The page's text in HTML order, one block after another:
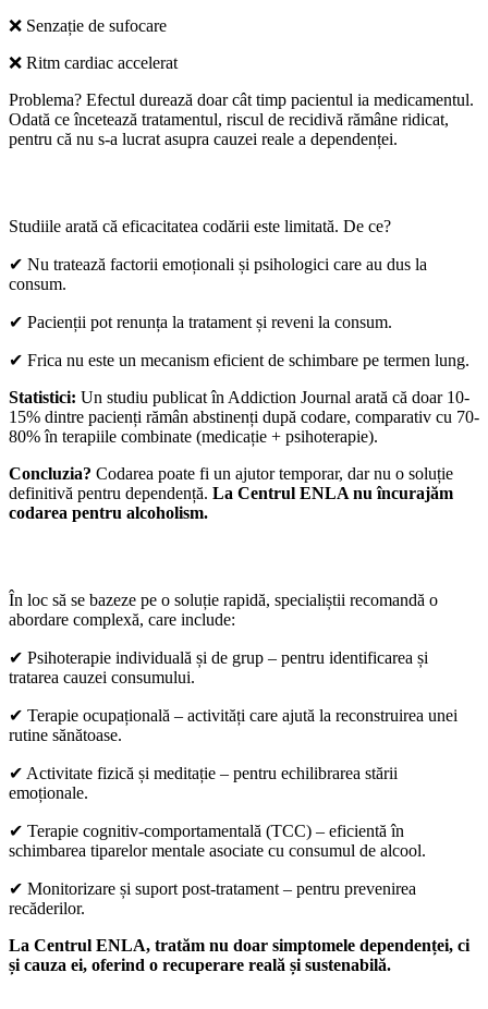
❌ Senzație de sufocare
❌ Ritm cardiac accelerat
Problema? Efectul durează doar cât timp pacientul ia medicamentul.
Odată ce încetează tratamentul, riscul de recidivă rămâne ridicat,
pentru că nu s-a lucrat asupra cauzei reale a dependenței.
Studiile arată că eficacitatea codării este limitată. De ce?
✔ Nu tratează factorii emoționali și psihologici care au dus la
consum.
✔ Pacienții pot renunța la tratament și reveni la consum.
✔ Frica nu este un mecanism eficient de schimbare pe termen lung.
Statistici: Un studiu publicat în Addiction Journal arată că doar 10-
15% dintre pacienți rămân abstinenți după codare, comparativ cu 70-
80% în terapiile combinate (medicație + psihoterapie).
Concluzia? Codarea poate fi un ajutor temporar, dar nu o soluție
definitivă pentru dependență. La Centrul ENLA nu încurajăm
codarea pentru alcoholism.
În loc să se bazeze pe o soluție rapidă, specialiștii recomandă o
abordare complexă, care include:
✔ Psihoterapie individuală și de grup – pentru identificarea și
tratarea cauzei consumului.
✔ Terapie ocupațională – activități care ajută la reconstruirea unei
rutine sănătoase.
✔ Activitate fizică și meditație – pentru echilibrarea stării
emoționale.
✔ Terapie cognitiv-comportamentală (TCC) – eficientă în
schimbarea tiparelor mentale asociate cu consumul de alcool.
✔ Monitorizare și suport post-tratament – pentru prevenirea
recăderilor.
La Centrul ENLA, tratăm nu doar simptomele dependenței, ci
și cauza ei, oferind o recuperare reală și sustenabilă.